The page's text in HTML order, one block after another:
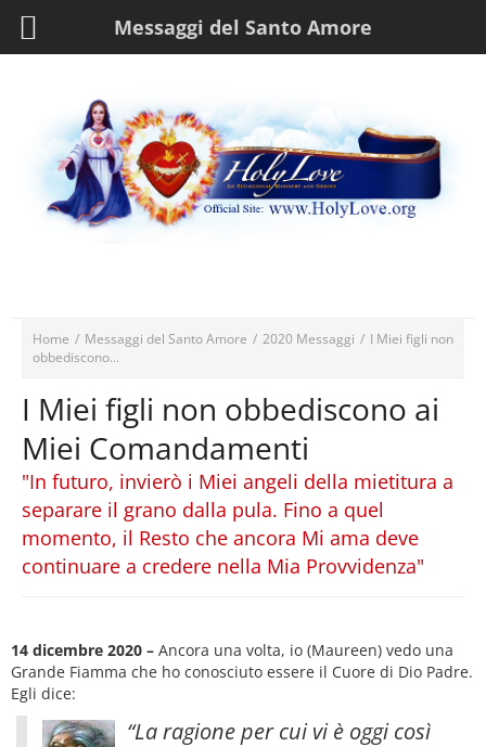
Home / Messaggi del Santo Amore / 2020 Messaggi / I Miei figli non
obbediscono...
I Miei figli non obbediscono ai
Miei Comandamenti
"In futuro, invierò i Miei angeli della mietitura a
separare il grano dalla pula. Fino a quel
momento, il Resto che ancora Mi ama deve
continuare a credere nella Mia Provvidenza"
14 dicembre 2020 – Ancora una volta, io (Maureen) vedo una
Grande Fiamma che ho conosciuto essere il Cuore di Dio Padre.
Egli dice:
“La ragione per cui vi è oggi così
Messaggi del Santo Amore